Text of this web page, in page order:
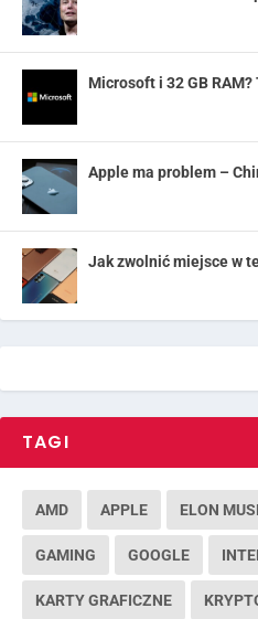
Microsoft i 32 GB
Apple ma problem –
Jak zwolnić miejsce w
TAGI
AMD APPLE ELON
GAMING GOOGLE
KARTY GRAFICZNE